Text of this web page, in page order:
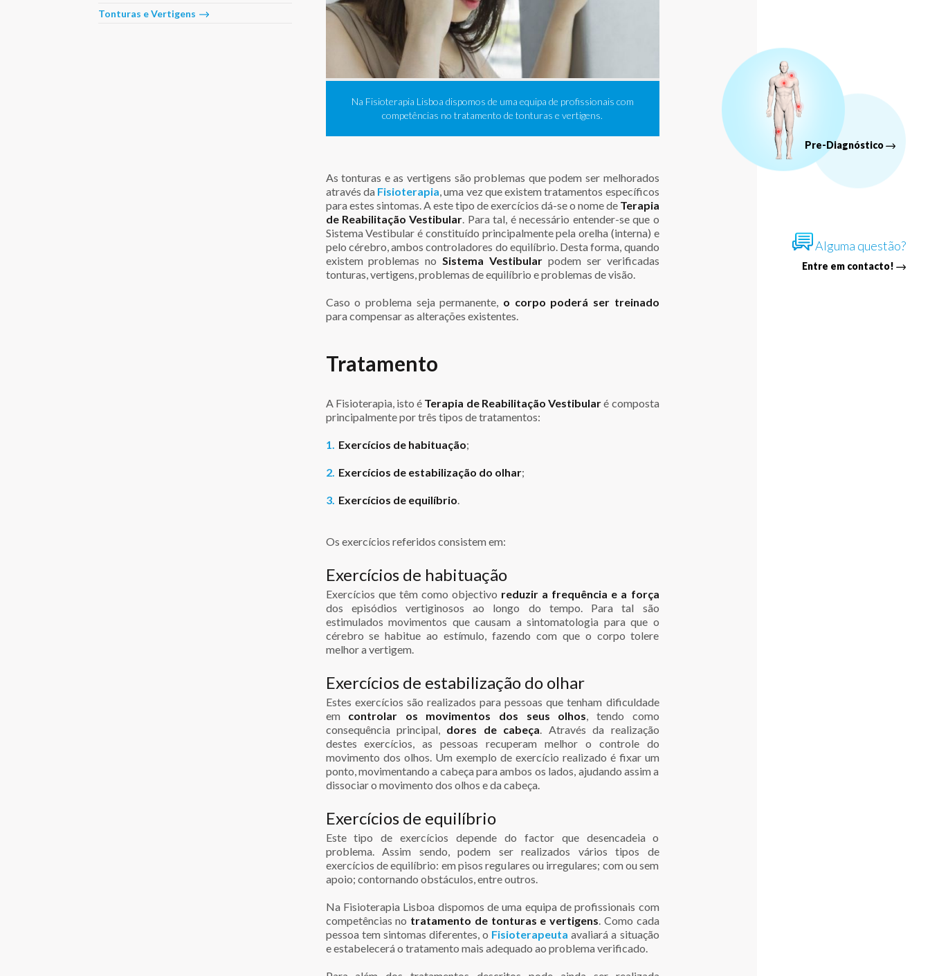
Pre-Diagnóstico
Alguma questão?
Entre em contacto!
Tonturas e Vertigens
Na Fisioterapia Lisboa dispomos de uma equipa de profissionais com
competências no tratamento de tonturas e vertigens.
A Terapia de Reabilitação Vestibular é composta principalmente por
exercícios de habituação, de estabilização do olhar, e de equilíbrio.
As tonturas e as vertigens são problemas que podem ser melhorados
através da Fisioterapia, uma vez que existem tratamentos específicos
para estes sintomas. A este tipo de exercícios dá-se o nome de Terapia
de Reabilitação Vestibular. Para tal, é necessário entender-se que o
Sistema Vestibular é constituído principalmente pela orelha (interna) e
pelo cérebro, ambos controladores do equilíbrio. Desta forma, quando
existem problemas noSistema Vestibularpodem ser verificadas
tonturas, vertigens, problemas de equilíbrio e problemas de visão.
Caso o problema seja permanente, o corpo poderá ser treinado
para compensar as alterações existentes.
Tratamento
A Fisioterapia, isto é Terapia de Reabilitação Vestibularé composta
principalmente por três tipos de tratamentos:
Exercícios de habituação;
Exercícios de estabilização do olhar;
Exercícios de equilíbrio.
Os exercícios referidos consistem em:
Exercícios de habituação
Exercícios que têm como objectivo reduzir a frequência e a força
dos episódios vertiginosos ao longo do tempo. Para tal são
estimulados movimentos que causam a sintomatologia para que o
cérebro se habitue ao estímulo, fazendo com que o corpo tolere
melhor a vertigem.
Exercícios de estabilização do olhar
Estes exercícios são realizados para pessoas que tenham dificuldade
em controlar os movimentos dos seus olhos, tendo como
consequência principal, dores de cabeça. Através da realização
destes exercícios, as pessoas recuperam melhor o controle do
movimento dos olhos. Um exemplo de exercício realizado é fixar um
ponto, movimentando a cabeça para ambos os lados, ajudando assim a
dissociar o movimento dos olhos e da cabeça.
Exercícios de equilíbrio
Este tipo de exercícios depende do factor que desencadeia o
problema. Assim sendo, podem ser realizados vários tipos de
exercícios de equilíbrio: em pisos regulares ou irregulares; com ou sem
apoio; contornando obstáculos, entre outros.
Na Fisioterapia Lisboa dispomos de uma equipa de profissionais com
competências no tratamento de tonturas e vertigens. Como cada
pessoa tem sintomas diferentes, o Fisioterapeuta avaliará a situação
e estabelecerá o tratamento mais adequado ao problema verificado.